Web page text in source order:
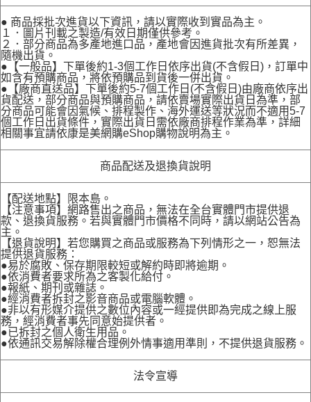
● 商品採批次進貨以下資訊，請以實際收到實品為主。
１．圖片刊載之製造/有效日期僅供參考。
２．部分商品為多產地進口品，產地會因進貨批次有所差異，
隨機出貨。
●【一般品】下單後約1-3個工作日依序出貨(不含假日)，訂單中
如含有預購商品，將依預購品到貨後一併出貨。
●【廠商直送品】下單後約5-7個工作日(不含假日)由廠商依序出
貨配送，部分商品與預購商品，請依賣場實際出貨日為準，部
分商品可能會因氣候、排程製作、海外運送等狀況而不適用5-7
個工作日出貨條件，實際出貨日需依廠商排程作業為準，詳細
相關事宜請依康是美網購eShop購物說明為主。
商品配送及退換貨說明
【配送地點】限本島。
【注意事項】網路售出之商品，無法在全台實體門市提供退
款、退換貨服務。若與實體門市價格不同時，請以網站公告為
主。
【退貨說明】若您購買之商品或服務為下列情形之一，恕無法
提供退貨服務：
●易於腐敗、保存期限較短或解約時即將逾期。
●依消費者要求所為之客製化給付。
●報紙、期刊或雜誌。
●經消費者拆封之影音商品或電腦軟體。
●非以有形媒介提供之數位內容或一經提供即為完成之線上服
務，經消費者事先同意始提供者。
●已拆封之個人衛生用品。
●依通訊交易解除權合理例外情事適用準則，不提供退貨服務。
法令宣導